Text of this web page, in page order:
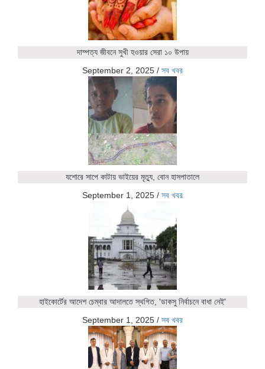
দাম্পত্য জীবনে সুখী হওয়ার সেরা ১০ উপায়
September 2, 2025 / সব খবর
যশোরে সাপে কাটায় ভাইয়ের মৃত্যু, বোন হাসপাতালে
September 1, 2025 / সব খবর
হাইকোর্টের আদেশ চেম্বার আদালতে স্থগিত, 'ডাকসু নির্বাচনে বাধা নেই'
September 1, 2025 / সব খবর